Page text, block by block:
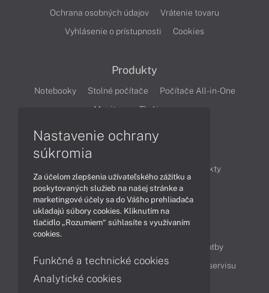
Ochrana osobných údajov
Vrátenie tovaru
Vyhlásenie o prístupnosti
Cookies
Produkty
Notebooky Stolné počítače
Počítače All-in-One
Monitory
Tlačiarne
Produkty
Technológie
Videá
Obsah
Možnosti doručenia a platby
Podpora a servis
Servisné služby Cenník servisu
Nastavenie ochrany
súkromia
Za účelom zlepšenia užívateľského zážitku a
poskytovaných služieb na našej stránke a
marketingové účely sa do Vášho prehliadača
ukladajú súbory cookies. Kliknutím na
tlačidlo „Rozumiem“ súhlasíte s využívaním
cookies.
Funkčné a technické cookies
Analytické cookies